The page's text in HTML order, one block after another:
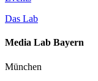
Das Lab
Media Lab Bayern
München